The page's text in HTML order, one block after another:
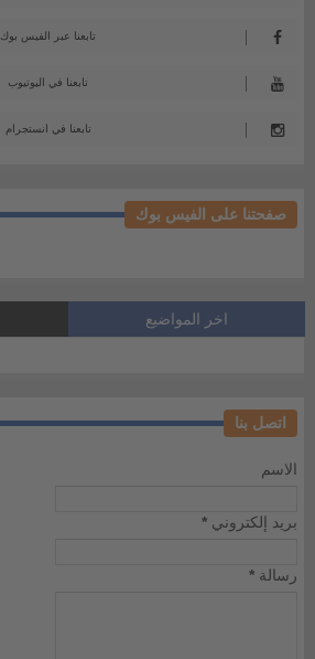
تابعنا عبر الفيس بوك
تابعنا في اليوتيوب
تابعنا في انستجرام
صفحتنا على الفيس بوك
اخر المواضيع
اتصل بنا
الاسم
بريد إلكتروني *
رسالة *